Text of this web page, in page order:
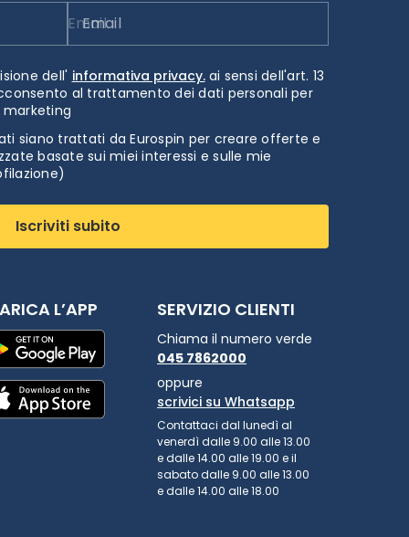
Email
dell' informativa privacy.ai sensi dell'art. 13
al trattamento dei dati personali per
siano trattati da Eurospin per creare offerte e
basate sui miei interessi e sulle mie
Iscriviti subito
L’APP SERVIZIO CLIENTI
Chiama il numero verde
045 7862000
oppure
scrivici su Whatsapp
Contattaci dal lunedì al
venerdì dalle 9.00 alle 13.00
e dalle 14.00 alle 19.00 e il
sabato dalle 9.00 alle 13.00
e dalle 14.00 alle 18.00